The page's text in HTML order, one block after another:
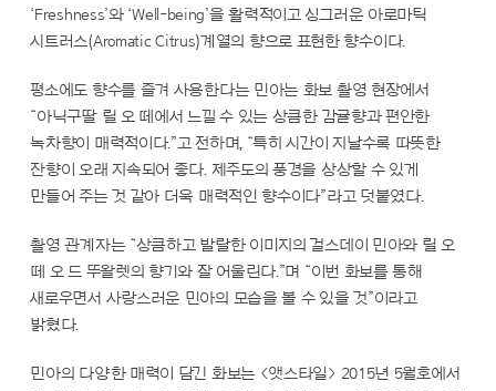
‘Freshness’와 ‘Well-being’을 활력적이고 싱그러운 아로마틱
시트러스(Aromatic Citrus)계열의 향으로 표현한 향수이다.
평소에도 향수를 즐겨 사용한다는 민아는 화보 촬영 현장에서
“아닉구딸 릴 오 떼에서 느낄 수 있는 상큼한 감귤향과 편안한
녹차향이 매력적이다.”고 전하며, “특히 시간이 지날수록 따뜻한
잔향이 오래 지속되어 좋다. 제주도의 풍경을 상상할 수 있게
만들어 주는 것 같아 더욱 매력적인 향수이다”라고 덧붙였다.
촬영 관계자는 “상큼하고 발랄한 이미지의 걸스데이 민아와 릴 오
떼 오 드 뚜왈렛의 향기와 잘 어울린다.”며 “이번 화보를 통해
새로우면서 사랑스러운 민아의 모습을 볼 수 있을 것”이라고
밝혔다.
민아의 다양한 매력이 담긴 화보는 <앳스타일> 2015년 5월호에서